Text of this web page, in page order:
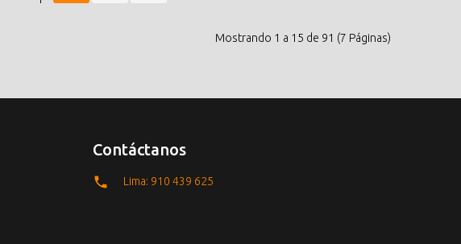
Mostrando 1 a 15 de 91 (7 Páginas)
Contáctanos
Lima: 910 439 625